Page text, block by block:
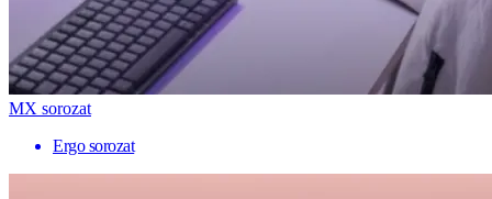
MX sorozat
Ergo sorozat